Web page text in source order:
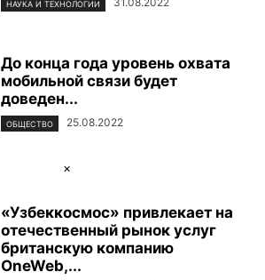
НАУКА И ТЕХНОЛОГИИ
До конца года уровень охвата
мобильной связи будет
доведен...
ОБЩЕСТВО 25.08.2022
×
«Узбеккосмос» привлекает на
отечественный рынок услуг
британскую компанию
OneWeb,...